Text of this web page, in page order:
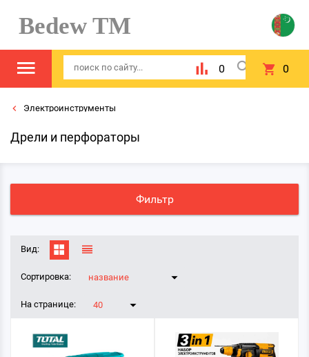
Bedew TM
0 0
Электроинструменты
Дрели и перфораторы
Фильтр
Вид:
Сортировка: название
На странице: 40